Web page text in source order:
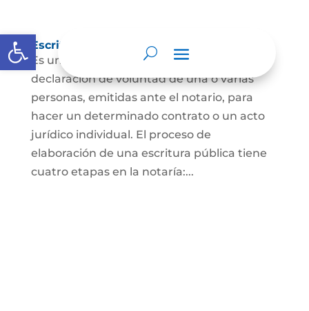
Abrir barra de herramientas
Escritura Pública
Es un documento que contiene la
declaración de voluntad de una o varias
personas, emitidas ante el notario, para
hacer un determinado contrato o un acto
jurídico individual. El proceso de
elaboración de una escritura pública tiene
cuatro etapas en la notaría:...